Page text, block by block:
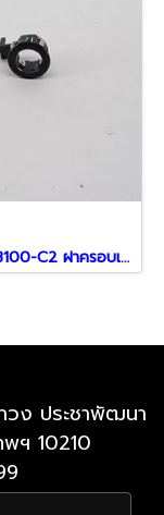
89348-33100-C2 ฝาครอบเซ็นเซอร์ สำหรับ Lexus
ง ประชาพัฒนา
ฯ 10210